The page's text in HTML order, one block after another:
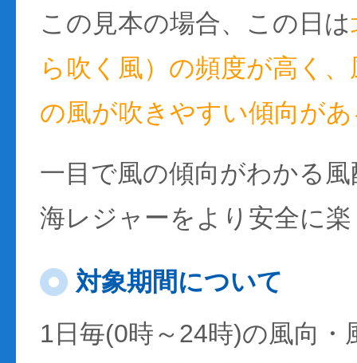
この見本の場合、この日は
ら吹く風）の頻度が高く
の風が吹きやすい傾向が
一目で風の傾向がわかる
海レジャーをより安全に
対象期間について
1日毎(0時～24時)の風向・